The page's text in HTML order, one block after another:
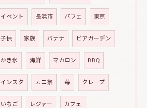
イベント 長浜市 パフェ 東京
子供 家族 バナナ ビアガーデン
かき氷 海鮮 マカロン BBQ
インスタ カニ祭 苺 クレープ
いちご レジャー カフェ